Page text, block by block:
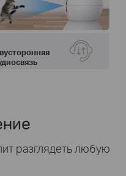
разглядеть любую